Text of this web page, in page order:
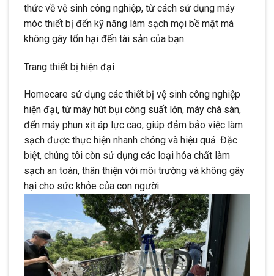
thức về vệ sinh công nghiệp, từ cách sử dụng máy
móc thiết bị đến kỹ năng làm sạch mọi bề mặt mà
không gây tổn hại đến tài sản của bạn.
Trang thiết bị hiện đại
Homecare sử dụng các thiết bị vệ sinh công nghiệp
hiện đại, từ máy hút bụi công suất lớn, máy chà sàn,
đến máy phun xịt áp lực cao, giúp đảm bảo việc làm
sạch được thực hiện nhanh chóng và hiệu quả. Đặc
biệt, chúng tôi còn sử dụng các loại hóa chất làm
sạch an toàn, thân thiện với môi trường và không gây
hại cho sức khỏe của con người.